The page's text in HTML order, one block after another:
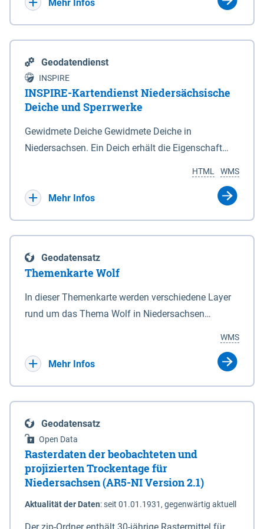
Mehr Infos
Geodatendienst
INSPIRE
INSPIRE-Kartendienst Niedersächsische
Deiche und Sperrwerke
Gewidmete Deiche Gewidmete Deiche in
Niedersachsen. Ein Deich erhält die Eigenschaft
Deichbehörde durch Verordnung ausspricht. Für
enthalten. Sperrwerke Sperrwerke sind Bauwerke
mit Sperrvorrichtungen in Tidegewässern, die dem
Schutz eines Gebietes vor erhöhten Tiden, vor allem
vor Sturmfluten, zu dienen bestimmt sind (§2 Abs.3
Eigenschaft eines Sperrwerkes durch Widmung, die
die Deichbehörde durch Verordnung ausspricht.
WMS
HTML
Mehr Infos
Geodatensatz
Themenkarte Wolf
In dieser Themenkarte werden verschiedene Layer
rund um das Thema Wolf in Niedersachsen
sowie Status der bestehenden Wolfsterritorien im
laufenden Monitoringjahr.
WMS
Mehr Infos
Geodatensatz
Open Data
Rasterdaten der beobachteten und
projizierten Trockentage für
Niedersachsen (AR5-NI Version 2.1)
Aktualität der Daten:seit 01.01.1931, gegenwärtig aktuell